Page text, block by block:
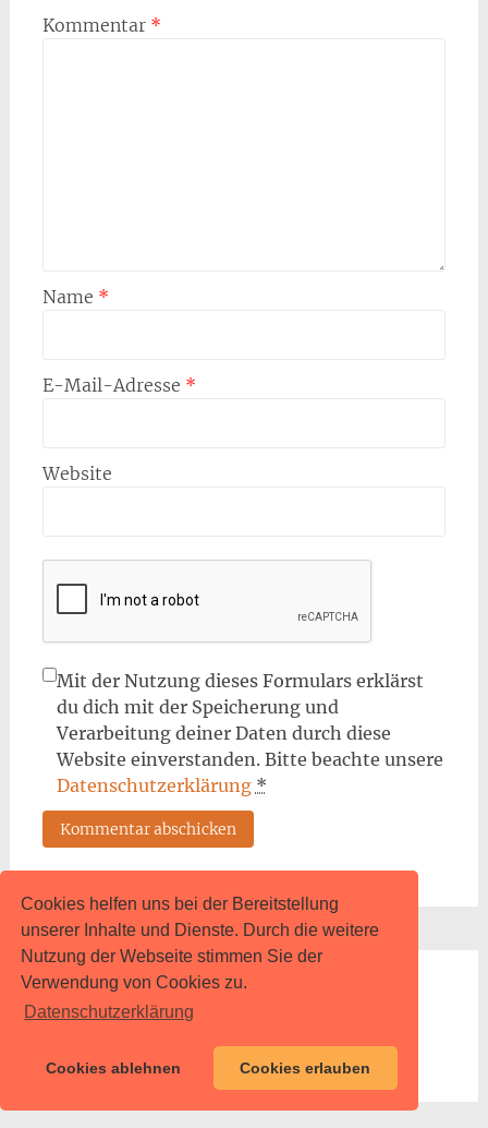
Cookies helfen uns bei der Bereitstellung
unserer Inhalte und Dienste. Durch die weitere
Nutzung der Webseite stimmen Sie der
Verwendung von Cookies zu.
Datenschutzerklärung
Cookies ablehnen Cookies erlauben
Kommentar *
Name *
E-Mail-Adresse *
Website
Mit der Nutzung dieses Formulars erklärst
du dich mit der Speicherung und
Verarbeitung deiner Daten durch diese
Website einverstanden. Bitte beachte unsere
Datenschutzerklärung *
Suche
for: